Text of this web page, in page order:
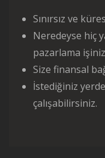
Sınırsız ve
Neredeyse hiç
pazarlama
Size finansal
İstediğiniz
çalışabilirsiniz.